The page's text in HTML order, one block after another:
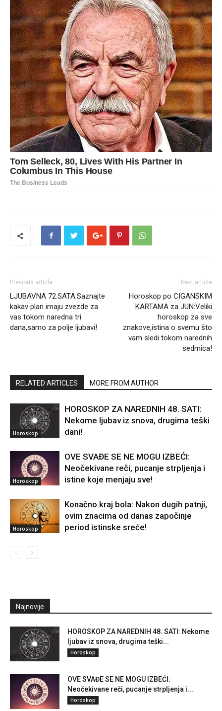
Previous article
LJUBAVNA 72.SATA:Saznajte
kakav plan imaju zvezde za
vas tokom naredna tri
dana,samo za polje ljubavi!
Next article
Horoskop po CIGANSKIM
KARTAMA za JUN:Veliki
horoskop za sve
znakove,istina o svemu što
vam sledi tokom narednih
sedmica!
RELATED ARTICLES MORE FROM AUTHOR
Horoskop
HOROSKOP ZA NAREDNIH 48. SATI:
Nekome ljubav iz snova, drugima teški
dani!
Horoskop
OVE SVAĐE SE NE MOGU IZBEĆI:
Neočekivane reči, pucanje strpljenja i
istine koje menjaju sve!
Horoskop
Konačno kraj bola: Nakon dugih patnji,
ovim znacima od danas započinje
period istinske sreće!
Najnovije
HOROSKOP ZA NAREDNIH 48. SATI: Nekome
ljubav iz snova, drugima teški...
Horoskop
OVE SVAĐE SE NE MOGU IZBEĆI:
Neočekivane reči, pucanje strpljenja i...
Horoskop